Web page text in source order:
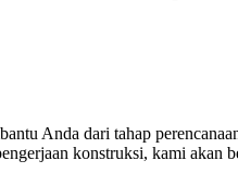
Anda dari tahap
konstruksi, kami akan